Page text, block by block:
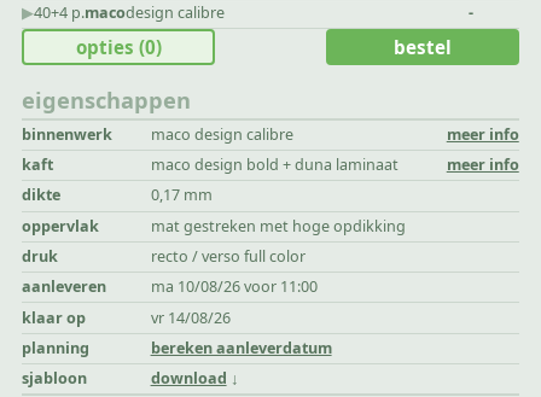
▶︎40+4 p.macodesign calibre -
eigenschappen
binnenwerk maco design calibre
meer info
kaft
maco design bold + duna laminaat
meer info
dikte
0,17 mm
oppervlak
mat gestreken met hoge opdikking
druk
recto / verso full color
aanleveren
ma 10/08/26 voor 11:00
klaar op
vr 14/08/26
planning
bereken aanleverdatum
sjabloon
download
opties (0) bestel